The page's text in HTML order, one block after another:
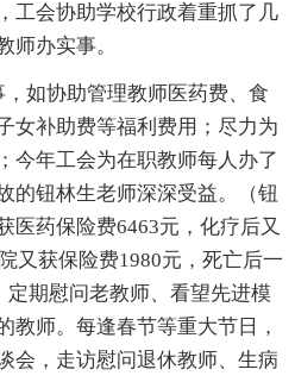
工会协助学校行政着重抓了几
师办实事。
，如协助管理教师医药费、食
女补助费等福利费用；尽力为
今年工会为在职教师每人办了
的钮林生老师深深受益。（钮
医药保险费6463元，化疗后又
又获保险费1980元，死亡后一
期慰问老教师、看望先进模
教师。每逢春节等重大节日，
会，走访慰问退休教师、生病